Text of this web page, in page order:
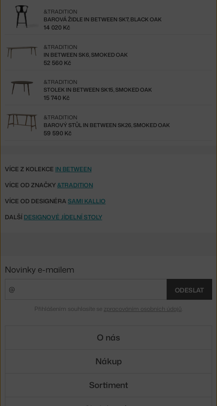
BAROVÁ ŽIDLE IN BETWEEN SK7, BLACK OAK
&TRADITION
14 020 Kč
IN BETWEEN SK6, SMOKED OAK
&TRADITION
52 560 Kč
STOLEK IN BETWEEN SK15, SMOKED OAK
&TRADITION
15 740 Kč
BAROVÝ STŮL IN BETWEEN SK26, SMOKED OAK
&TRADITION
59 590 Kč
VÍCE Z KOLEKCE IN BETWEEN
VÍCE OD ZNAČKY&TRADITION
VÍCE OD DESIGNÉRA SAMI KALLIO
DALŠÍ DESIGNOVÉ JÍDELNÍ STOLY
Novinky e-mailem
ODESLAT
Přihlášením souhlasíte se zpracováním osobních údajů
O nás
Nákup
Sortiment